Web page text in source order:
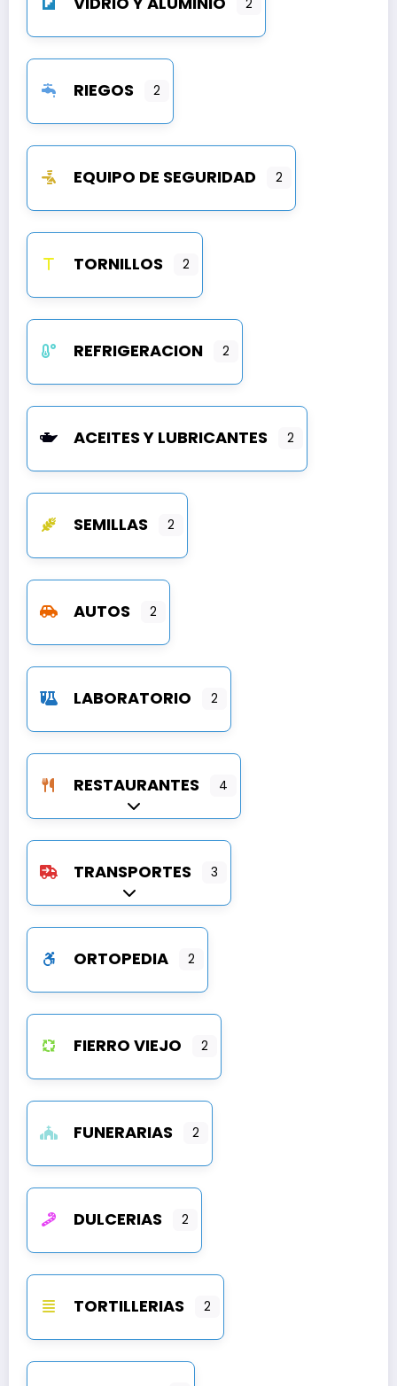
2
RIEGOS 2
EQUIPO DE SEGURIDAD 2
TORNILLOS 2
REFRIGERACION 2
ACEITES Y LUBRICANTES 2
SEMILLAS 2
AUTOS 2
LABORATORIO 2
RESTAURANTES 4
Expandir sub-categorías
TRANSPORTES 3
Expandir sub-categorías
ORTOPEDIA 2
FIERRO VIEJO 2
FUNERARIAS 2
DULCERIAS 2
TORTILLERIAS 2